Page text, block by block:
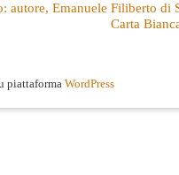
autore, Emanuele Filiberto di
Carta
piattaforma WordPress